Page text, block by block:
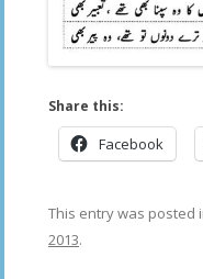
Share this:
Facebook
This entry was posted
2013.